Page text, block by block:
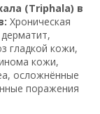
(Triphala) в
Хроническая
гладкой кожи,
кожи,
осложнённые
поражения